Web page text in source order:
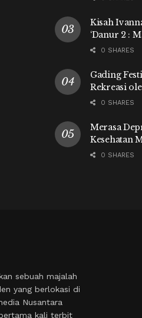
Kisah
‘Danur 2 :
0 SHARES
Gading
Rekreasi
0 SHARES
Merasa
Kesehatan
0 SHARES
sebuah majalah
yang berlokasi di
Nusantara
kali terbit